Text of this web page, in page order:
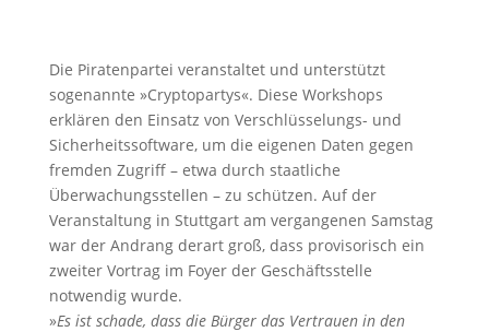
Die Piratenpartei veranstaltet und unterstützt
sogenannte »Cryptopartys«. Diese Workshops
erklären den Einsatz von Verschlüsselungs- und
Sicherheitssoftware, um die eigenen Daten gegen
fremden Zugriff – etwa durch staatliche
Überwachungsstellen – zu schützen. Auf der
Veranstaltung in Stuttgart am vergangenen Samstag
war der Andrang derart groß, dass provisorisch ein
zweiter Vortrag im Foyer der Geschäftsstelle
notwendig wurde.
»Es ist schade, dass die Bürger das Vertrauen in den